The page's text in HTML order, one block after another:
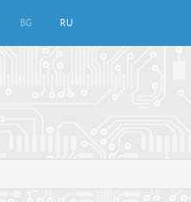
BG RU